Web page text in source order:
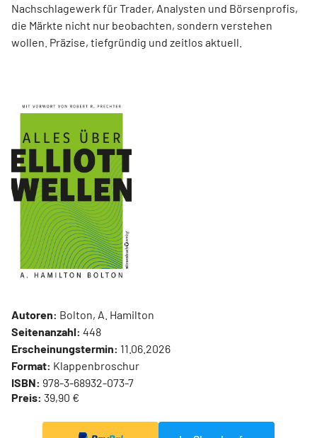
Nachschlagewerk für Trader, Analysten und Börsenprofis,
die Märkte nicht nur beobachten, sondern verstehen
wollen. Präzise, tiefgründig und zeitlos aktuell.
Autoren: Bolton, A. Hamilton
Seitenanzahl: 448
Erscheinungstermin: 11.06.2026
Format: Klappenbroschur
ISBN: 978-3-68932-073-7
Preis: 39,90 €